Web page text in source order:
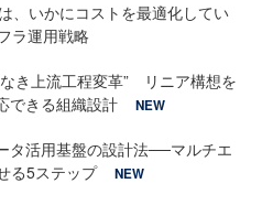
、いかにコストを最適化してい
ラ運用戦略
き上流工程変革” リニア構想を
できる組織設計
NEW
タ活用基盤の設計法──マルチエ
る5ステップ
NEW